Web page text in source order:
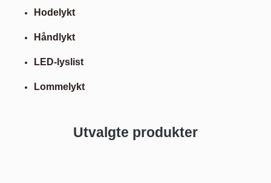
Hodelykt
Håndlykt
LED-lyslist
Lommelykt
Utvalgte produkter